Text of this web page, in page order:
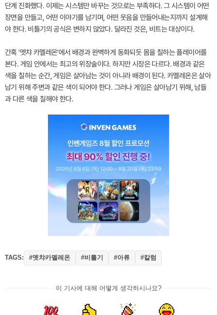
단계 진화했다. 이제는 시스템만 바꾸는 것으로는 부족하다. 그 시스템이 어떤
장면을 만들고, 어떤 이야기를 남기며, 어떤 웃음을 만들어내는지까지 설계해
야 한다. 비틀기의 공식은 변하지 않았다. 달라진 것은, 비트는 대상이다.
간혹 '멧챠 카멜레온'에서 배경과 완벽하게 동화되듯 몸을 칠하는 플레이어를
본다. 게임 안에서는 최고의 위장술이다. 하지만 시장은 다르다. 배경과 같은
색을 칠하는 순간, 게임은 살아남는 것이 아니라 배경이 된다. 카멜레온은 살아
남기 위해 주변과 같은 색이 되어야 한다. 그러나 게임은 살아남기 위해, 남들
과 다른 색을 칠해야 한다.
TAGS: #멧챠카멜레온 #비틀기 #아류 #칼럼
이 기사에 대해 어떻게 생각하시나요?